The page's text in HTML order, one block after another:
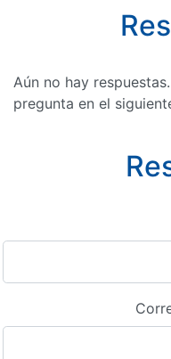
Aún no hay
pregunta en el